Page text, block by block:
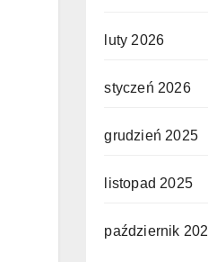
luty 2026
styczeń 2026
grudzień 2025
listopad 2025
październik